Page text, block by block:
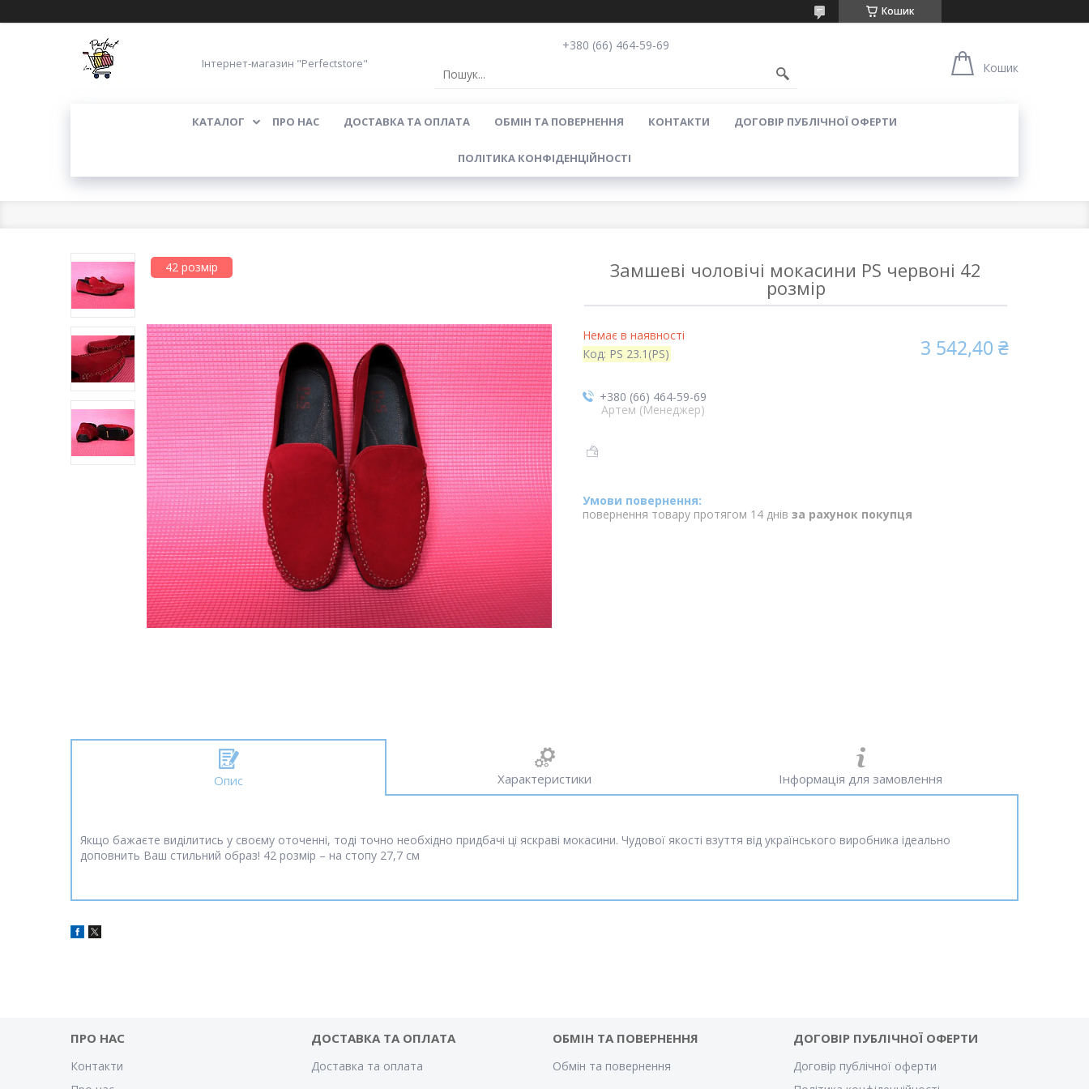
Кошик
Інтернет-магазин "Perfectstore"
+380 (66) 464-59-69
Кошик
КАТАЛОГ ПРО НАС ДОСТАВКА ТА ОПЛАТА ОБМІН ТА ПОВЕРНЕННЯ КОНТАКТИ ДОГОВІР ПУБЛІЧНОЇ ОФЕРТИ
ПОЛІТИКА КОНФІДЕНЦІЙНОСТІ
42 розмір Замшеві чоловічі мокасини PS червоні 42
розмір
Немає в наявності
Код: PS 23.1(PS) 3 542,40 ₴
+380 (66) 464-59-69
Артем (Менеджер)
повернення товару протягом 14 днів за рахунок покупця
Опис Характеристики Інформація для замовлення
Якщо бажаєте виділитись у своєму оточенні, тоді точно необхідно придбачі ці яскраві мокасини. Чудової якості взуття від українського виробника ідеально
доповнить Ваш стильний образ! 42 розмір – на стопу 27,7 см
ПРО НАС
Контакти
ДОСТАВКА ТА ОПЛАТА
Доставка та оплата
ОБМІН ТА ПОВЕРНЕННЯ
Обмін та повернення
ДОГОВІР ПУБЛІЧНОЇ ОФЕРТИ
Договір публічної оферти